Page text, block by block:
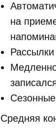
на
Средняя